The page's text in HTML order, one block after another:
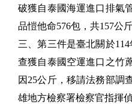
破獲自泰國海運進口排氣
品愷他命576包，共157公斤
三、第三件是臺北關於
查獲自泰國空運進口之竹
因25公斤，移請法務部調
雄地方檢察署檢察官指揮偵